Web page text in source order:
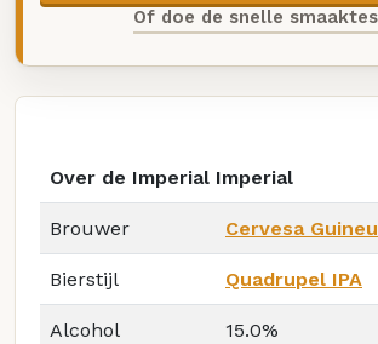
Of doe de snelle
Over de Imperial Imperial
Brouwer Cervesa Guineu
Bierstijl Quadrupel IPA
Alcohol 15.0%